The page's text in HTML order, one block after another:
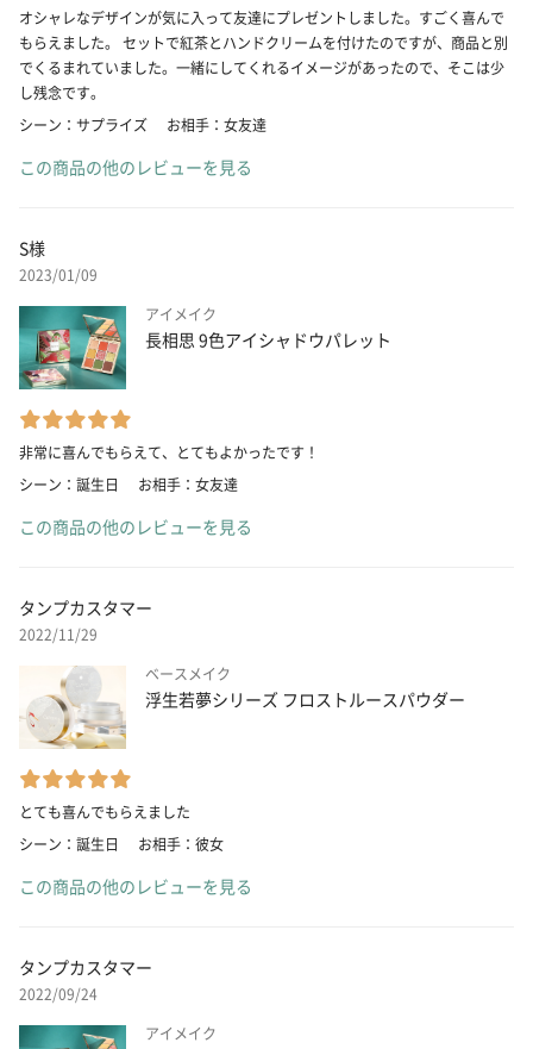
オシャレなデザインが気に入って友達にプレゼントしました。すごく喜んで
もらえました。 セットで紅茶とハンドクリームを付けたのですが、商品と別
でくるまれていました。一緒にしてくれるイメージがあったので、そこは少
し残念です。
シーン：サプライズ
お相手：女友達
この商品の他のレビューを見る
S様
2023/01/09
アイメイク
長相思 9色アイシャドウパレット
非常に喜んでもらえて、とてもよかったです！
シーン：誕生日
お相手：女友達
この商品の他のレビューを見る
タンプカスタマー
2022/11/29
ベースメイク
浮生若夢シリーズ フロストルースパウダー
とても喜んでもらえました
シーン：誕生日
お相手：彼女
この商品の他のレビューを見る
タンプカスタマー
2022/09/24
アイメイク